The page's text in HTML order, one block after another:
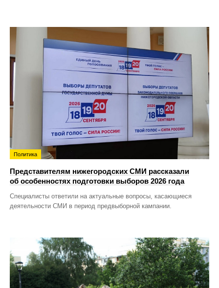
Политика
Представителям нижегородских СМИ рассказали
об особенностях подготовки выборов 2026 года
Специалисты ответили на актуальные вопросы, касающиеся
деятельности СМИ в период предвыборной кампании.